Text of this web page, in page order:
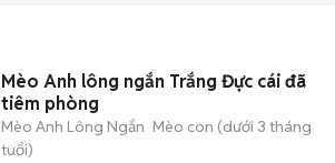
Mèo Anh lông ngắn Trắng Đực cái đã
tiêm phòng
Mèo Anh Lông Ngắn Mèo con (dưới 3 tháng
tuổi)